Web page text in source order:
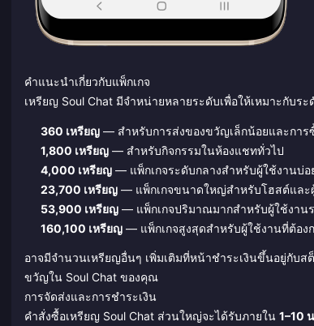
คำแนะนำเกี่ยวกับแพ็กเกจ
เหรียญ Soul Chat มีจำหน่ายหลายระดับเพื่อให้เหมาะกับ
360 เหรียญ— สำหรับการส่งของขวัญเล็กน้อยและการ
1,800 เหรียญ— สำหรับกิจกรรมในห้องแชททั่วไป
4,000 เหรียญ— แพ็กเกจระดับกลางสำหรับผู้ใช้งานบ่อ
23,700 เหรียญ— แพ็กเกจขนาดใหญ่สำหรับโฮสต์และ
53,900 เหรียญ— แพ็กเกจปริมาณมากสำหรับผู้ใช้งาน
160,100 เหรียญ— แพ็กเกจสูงสุดสำหรับผู้ใช้งานที่ต้อง
อาจมีจำนวนเหรียญอื่นๆ เพิ่มเติมที่หน้าชำระเงินขึ้นอยู่กับส
ขวัญใน Soul Chat ของคุณ
การจัดส่งและการชำระเงิน
คำสั่งซื้อเหรียญ Soul Chat ส่วนใหญ่จะได้รับภายใน 1–10